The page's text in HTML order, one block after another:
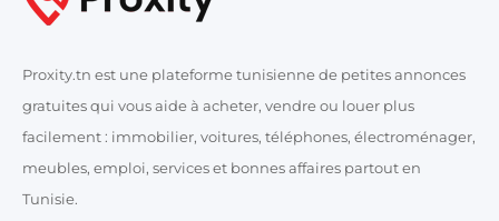
Proxity.tn est une plateforme tunisienne de petites annonces
gratuites qui vous aide à acheter, vendre ou louer plus
facilement : immobilier, voitures, téléphones, électroménager,
meubles, emploi, services et bonnes affaires partout en
Tunisie.